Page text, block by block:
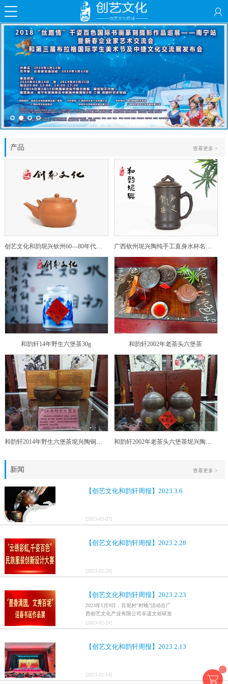
产品 查看更多 >
创艺文化和韵坭兴钦州60—80年代坭兴陶老壶——玉奎壶 广西钦州坭兴陶纯手工直身水杯名家陶瓷大师紫砂建水紫陶
和韵轩14年野生六堡茶30g 和韵轩2002年老茶头六堡茶
和韵轩2014年野生六堡茶坭兴陶铜鼓茶罐 和韵轩2002年老茶头六堡茶坭兴陶葫芦茶罐
新闻
【创艺文化和韵轩周报】2023.3.6
[2023-03-07]
【创艺文化和韵轩周报】2023.2.28
[2023-02-28]
【创艺文化和韵轩周报】2023.2.23
2023年1月9日，百坭村“村晚”活动在广
西创艺文化产业有限公司非遗文创研发
基地、百色市乐业县百坭壮族织布技艺
传承创意基地正式开启，活动紧扣“启航
村特色设计舞美，突出乡村文艺新体
[2023-02-24]
【创艺文化和韵轩周报】2023.2.13
[2023-02-14]
查看更多 >